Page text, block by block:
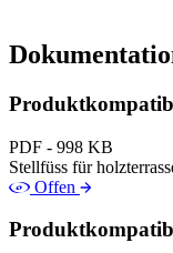
PDF - 998 KB
Stellfüss für
Offen